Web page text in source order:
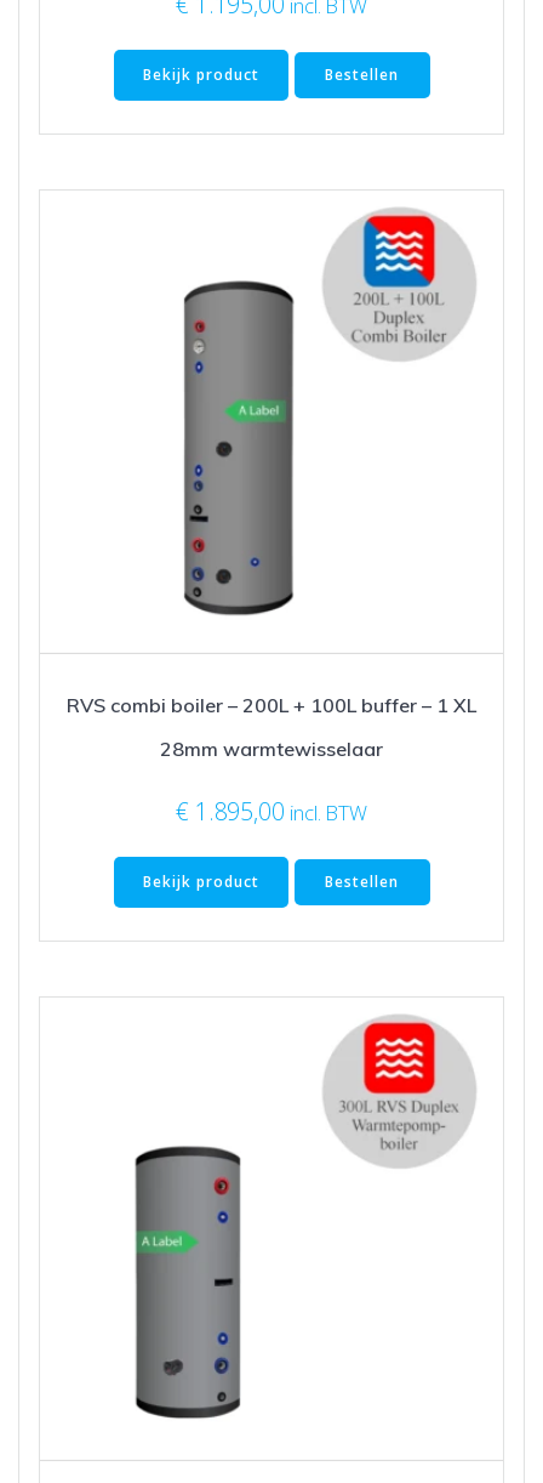
Bekijk product Bestellen
RVS combi boiler – 200L + 100L buffer – 1 XL
28mm warmtewisselaar
€ 1.895,00 incl. BTW
Bekijk product Bestellen